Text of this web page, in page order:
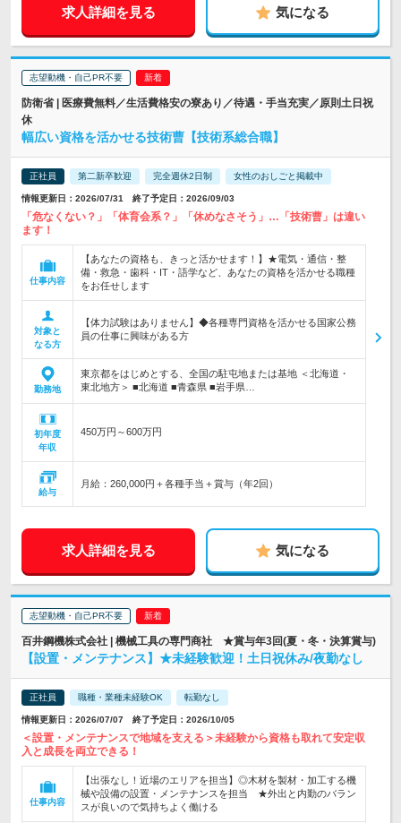
求人詳細を見る 気になる
志望動機・自己PR不要
防衛省 | 医療費無料／生活費格安の寮あり／待遇・手当充実／原則土日祝
休
幅広い資格を活かせる技術曹【技術系総合職】
正社員 第二新卒歓迎 完全週休2日制 女性のおしごと掲載中
情報更新日：2026/07/31 終了予定日：2026/09/03
「危なくない？」「体育会系？」「休めなさそう」…「技術曹」は違い
ます！
仕事内容
【あなたの資格も、きっと活かせます！】★電気・通信・整
備・救急・歯科・IT・語学など、あなたの資格を活かせる職種
をお任せします
対象と
なる方
【体力試験はありません】◆各種専門資格を活かせる国家公務
員の仕事に興味がある方
勤務地
東京都をはじめとする、全国の駐屯地または基地 ＜北海道・
東北地方＞ ■北海道 ■青森県 ■岩手県…
初年度
年収
450万円～600万円
給与
月給：260,000円＋各種手当＋賞与（年2回）
求人詳細を見る 気になる
志望動機・自己PR不要
百井鋼機株式会社 | 機械工具の専門商社 ★賞与年3回(夏・冬・決算賞与)
【設置・メンテナンス】★未経験歓迎！土日祝休み/夜勤なし
正社員 職種・業種未経験OK 転勤なし
情報更新日：2026/07/07 終了予定日：2026/10/05
＜設置・メンテナンスで地域を支える＞未経験から資格も取れて安定収
入と成長を両立できる！
仕事内容
【出張なし！近場のエリアを担当】◎木材を製材・加工する機
械や設備の設置・メンテナンスを担当 ★外出と内勤のバラン
スが良いので気持ちよく働ける